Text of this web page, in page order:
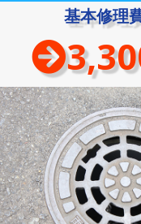
基本修理